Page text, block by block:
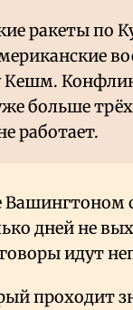
ракеты по
Кешм.
больше
работает.
Вашингтоном
дней не
идут
проходит